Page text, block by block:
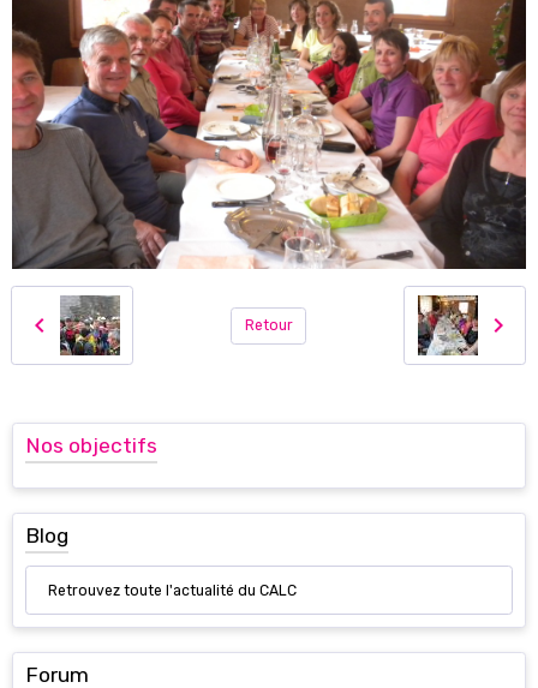
Retour
Nos objectifs
Blog
Retrouvez toute l'actualité du CALC
Forum